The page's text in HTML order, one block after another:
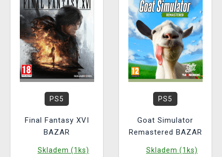
PS5
Final Fantasy XVI
BAZAR
Skladem (1ks)
PS5
Goat Simulator
Remastered BAZAR
Skladem (1ks)